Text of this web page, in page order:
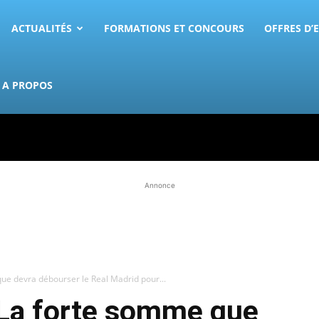
ACTUALITÉS FORMATIONS ET CONCOURS OFFRES
A PROPOS
Annonce
devra débourser le Real Madrid pour...
forte somme que